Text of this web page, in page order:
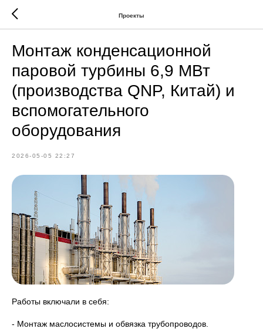
Проекты
Монтаж конденсационной
паровой турбины 6,9 МВт
(производства QNP, Китай) и
вспомогательного
оборудования
2026-05-05 22:27
Работы включали в себя:
- Монтаж маслосистемы и обвязка трубопроводов.